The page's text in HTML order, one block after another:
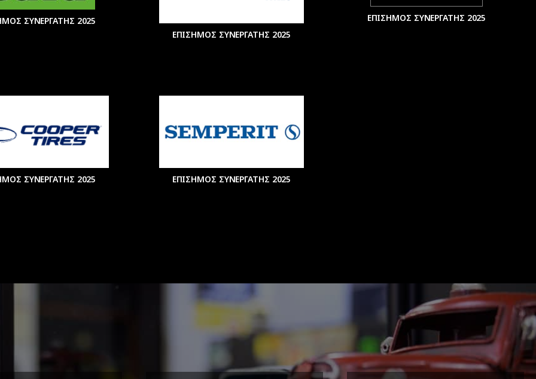
ΣΥΝΕΡΓΑΤΗΣ 2025
ΕΠΙΣΗΜΟΣ ΣΥΝΕΡΓΑΤΗΣ 2025
ΕΠΙΣΗΜΟΣ ΣΥΝΕΡΓΑΤΗΣ 2025
ΣΥΝΕΡΓΑΤΗΣ 2025 ΕΠΙΣΗΜΟΣ ΣΥΝΕΡΓΑΤΗΣ 2025